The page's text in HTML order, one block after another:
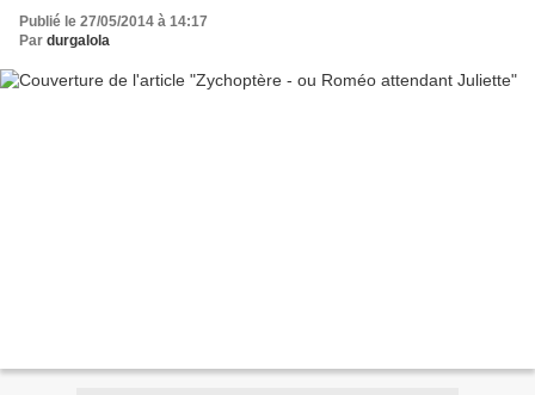
Publié le 27/05/2014 à 14:17
Par durgalola